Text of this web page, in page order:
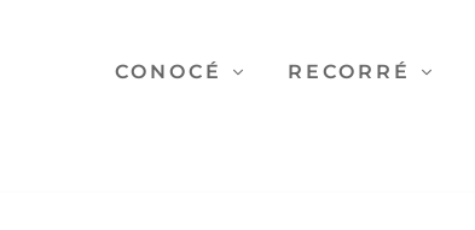
CONOCÉ RECORRÉ